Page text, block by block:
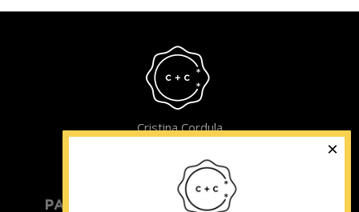
Cristina Cordula
PARTICULIER ENTREPRISE